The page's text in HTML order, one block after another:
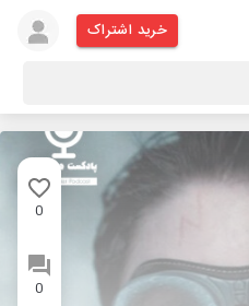
خرید اشتراک
0
0